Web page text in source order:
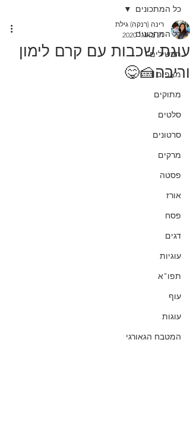
כל המתכונים
תבשילים
מאפים
מתוקים
סלטים
סרטונים
מרקים
פסטה
אורז
פסח
דגים
עוגיות
תפו"א
עוף
עוגות
המטבח הגאורגי
כל המתכונים
עוגת שכבות עם קרם לימון
וריבה🍰😋
רינה (רנקה) גילת
21 באוג׳ 2020